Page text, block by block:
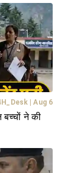
Aug 6
बच्चों ने की